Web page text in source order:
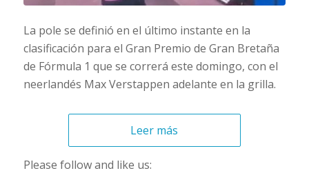
La pole se definió en el último instante en la
clasificación para el Gran Premio de Gran Bretaña
de Fórmula 1 que se correrá este domingo, con el
neerlandés Max Verstappen adelante en la grilla.
Leer más
Please follow and like us: